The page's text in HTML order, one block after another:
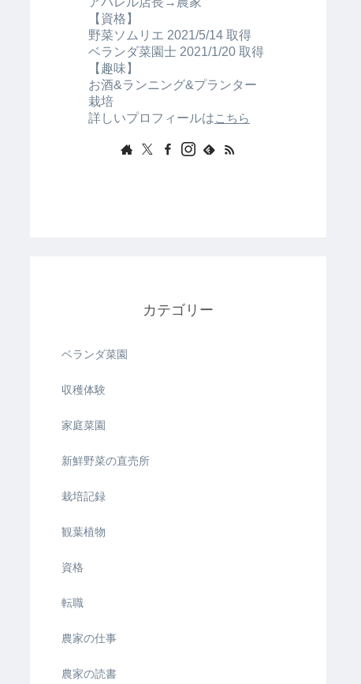
【資格】
野菜ソムリエ 2021/5/14 取得
ベランダ菜園士 2021/1/20 取得
【趣味】
お酒&ランニング&プランター
栽培
詳しいプロフィールはこちら
カテゴリー
ベランダ菜園
収穫体験
家庭菜園
新鮮野菜の直売所
栽培記録
観葉植物
資格
転職
農家の仕事
農家の読書